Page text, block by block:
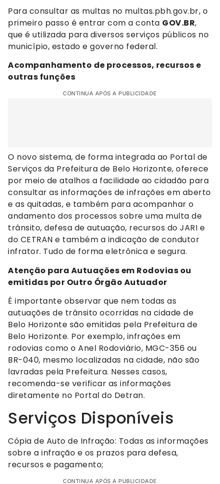
Para consultar as multas no multas.pbh.gov.br, o
primeiro passo é entrar com a conta GOV.BR,
que é utilizada para diversos serviços públicos no
município, estado e governo federal.
Acompanhamento de processos, recursos e
outras funções
CONTINUA APÓS A PUBLICIDADE
O novo sistema, de forma integrada ao Portal de
Serviços da Prefeitura de Belo Horizonte, oferece
por meio de atalhos a facilidade ao cidadão para
consultar as informações de infrações em aberto
e as quitadas, e também para acompanhar o
andamento dos processos sobre uma multa de
trânsito, defesa de autuação, recursos do JARI e
do CETRAN e também a indicação de condutor
infrator. Tudo de forma eletrônica e segura.
Atenção para Autuações em Rodovias ou
emitidas por Outro Órgão Autuador
É importante observar que nem todas as
autuações de trânsito ocorridas na cidade de
Belo Horizonte são emitidas pela Prefeitura de
Belo Horizonte. Por exemplo, infrações em
rodovias como o Anel Rodoviário, MGC-356 ou
BR-040, mesmo localizadas na cidade, não são
lavradas pela Prefeitura. Nesses casos,
recomenda-se verificar as informações
diretamente no Portal do Detran.
Serviços Disponíveis
Cópia de Auto de Infração: Todas as informações
sobre a infração e os prazos para defesa,
recursos e pagamento;
CONTINUA APÓS A PUBLICIDADE